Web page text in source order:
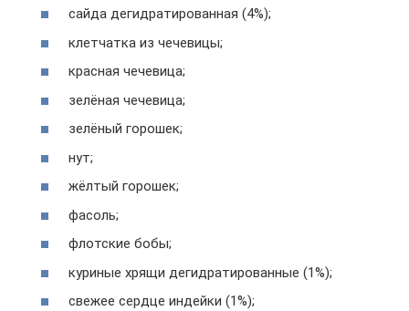
сайда дегидратированная (4%);
клетчатка из чечевицы;
красная чечевица;
зелёная чечевица;
зелёный горошек;
нут;
жёлтый горошек;
фасоль;
флотские бобы;
куриные хрящи дегидратированные (1%);
свежее сердце индейки (1%);